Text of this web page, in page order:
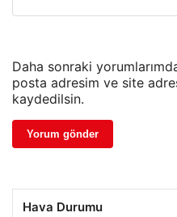
Daha sonraki
posta adresim ve site
kaydedilsin.
Hava Durumu